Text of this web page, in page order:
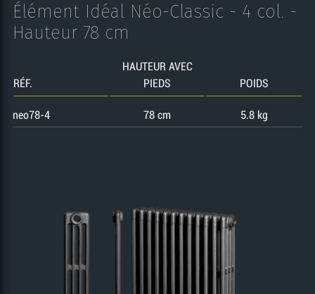
Élément Idéal Néo-Classic - 4 col. -
Hauteur 78 cm
RÉF.
HAUTEUR AVEC
PIEDS
POIDS
neo78-4 78 cm 5.8 kg